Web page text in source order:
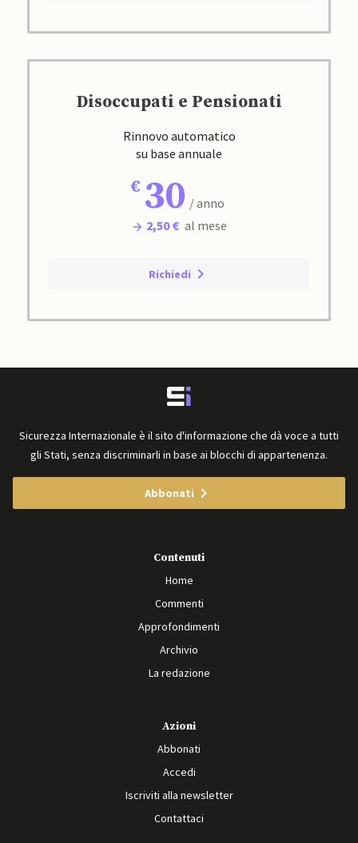
Disoccupati e Pensionati
Rinnovo automatico
su base annuale
30 / anno
2,50 € al mese
Richiedi
Sicurezza Internazionale è il sito d'informazione che dà voce a tutti
gli Stati, senza discriminarli in base ai blocchi di appartenenza.
Abbonati
Contenuti
Home
Commenti
Approfondimenti
Archivio
La redazione
Azioni
Abbonati
Accedi
Iscriviti alla newsletter
Contattaci